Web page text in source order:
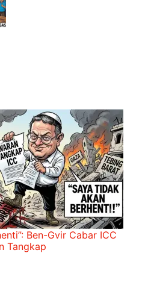
Ben-Gvir Cabar ICC
Tangkap